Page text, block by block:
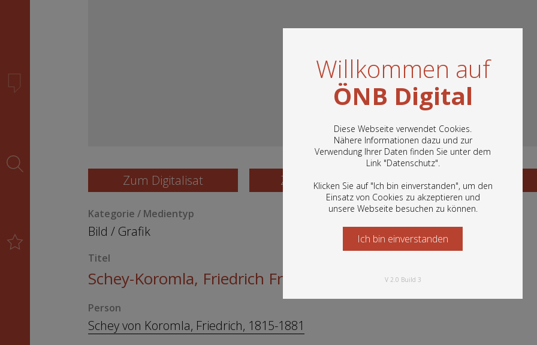
Willkommen auf
ÖNB Digital
Diese Webseite verwendet Cookies.
Nähere Informationen dazu und zur
Verwendung Ihrer Daten finden Sie unter dem
Link "Datenschutz".
Klicken Sie auf "Ich bin einverstanden", um den
Einsatz von Cookies zu akzeptieren und
unsere Webseite besuchen zu können.
In diesem Portal finden Sie die digitalen
Bestände der Österreichischen
Grafiken und vieles mehr.
Ich bin einverstanden
Starten Sie jetzt
V 2.0 Build 3
Zum Digitalisat Zum Katalogisat Zur Vorschau
Kategorie / Medientyp
Bild / Grafik
Titel
Schey-Koromla, Friedrich Freiherr
Person
Schey von Koromla, Friedrich, 1815-1881